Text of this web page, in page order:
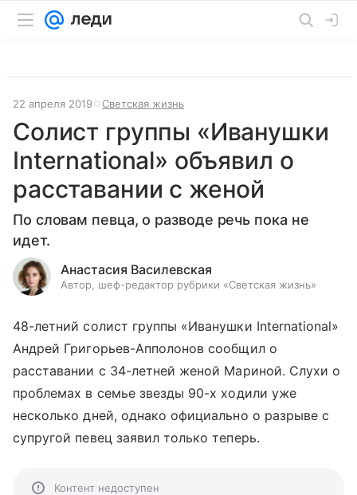
22 апреля 2019 Светская жизнь
Солист группы «Иванушки
International» объявил о
расставании с женой
По словам певца, о разводе речь пока не
идет.
Анастасия Василевская
Автор, шеф-редактор рубрики «Светская жизнь»
48-летний солист группы «Иванушки International»
Андрей Григорьев-Апполонов сообщил о
расставании с 34-летней женой Мариной. Слухи о
проблемах в семье звезды 90-х ходили уже
несколько дней, однако официально о разрыве с
супругой певец заявил только теперь.
Контент недоступен